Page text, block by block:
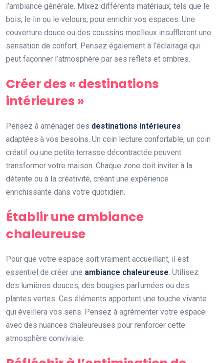
l’ambiance générale. Mixez différents matériaux, tels que le
bois, le lin ou le velours, pour enrichir vos espaces. Une
couverture douce ou des coussins moelleux insuffleront une
sensation de confort. Pensez également à l’éclairage qui
peut façonner l’atmosphère par ses reflets et ombres.
Créer des « destinations
intérieures »
Pensez à aménager des destinations intérieures
adaptées à vos besoins. Un coin lecture confortable, un coin
créatif ou une petite terrasse décontractée peuvent
transformer votre maison. Chaque zone doit inviter à la
détente ou à la créativité, créant une expérience
enrichissante dans votre quotidien.
Établir une ambiance
chaleureuse
Pour que votre espace soit vraiment accueillant, il est
essentiel de créer une ambiance chaleureuse. Utilisez
des lumières douces, des bougies parfumées ou des
plantes vertes. Ces éléments apportent une touche vivante
qui éveillera vos sens. Pensez à agrémenter votre espace
avec des nuances chaleureuses pour renforcer cette
atmosphère conviviale.